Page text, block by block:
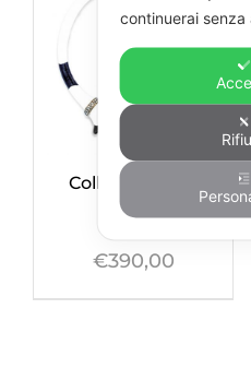
Collana Panda
€390,00
continuerai senza